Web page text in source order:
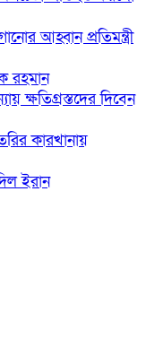
আহ্বান প্রতিমন্ত্রী
রহমান
ক্ষতিগ্রস্তদের দিবেন
কারখানায়
ইরান